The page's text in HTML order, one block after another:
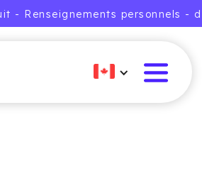
- Renseignements personnels -